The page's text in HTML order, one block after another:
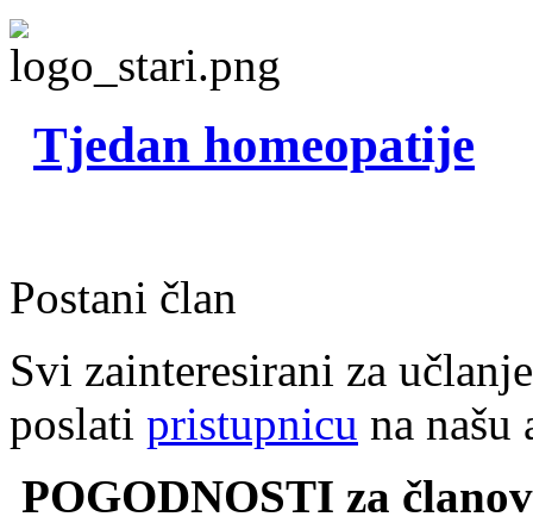
Tjedan homeopatije
Postani član
Svi zainteresirani za
poslati pristupnicu na našu
POGODNOSTI za